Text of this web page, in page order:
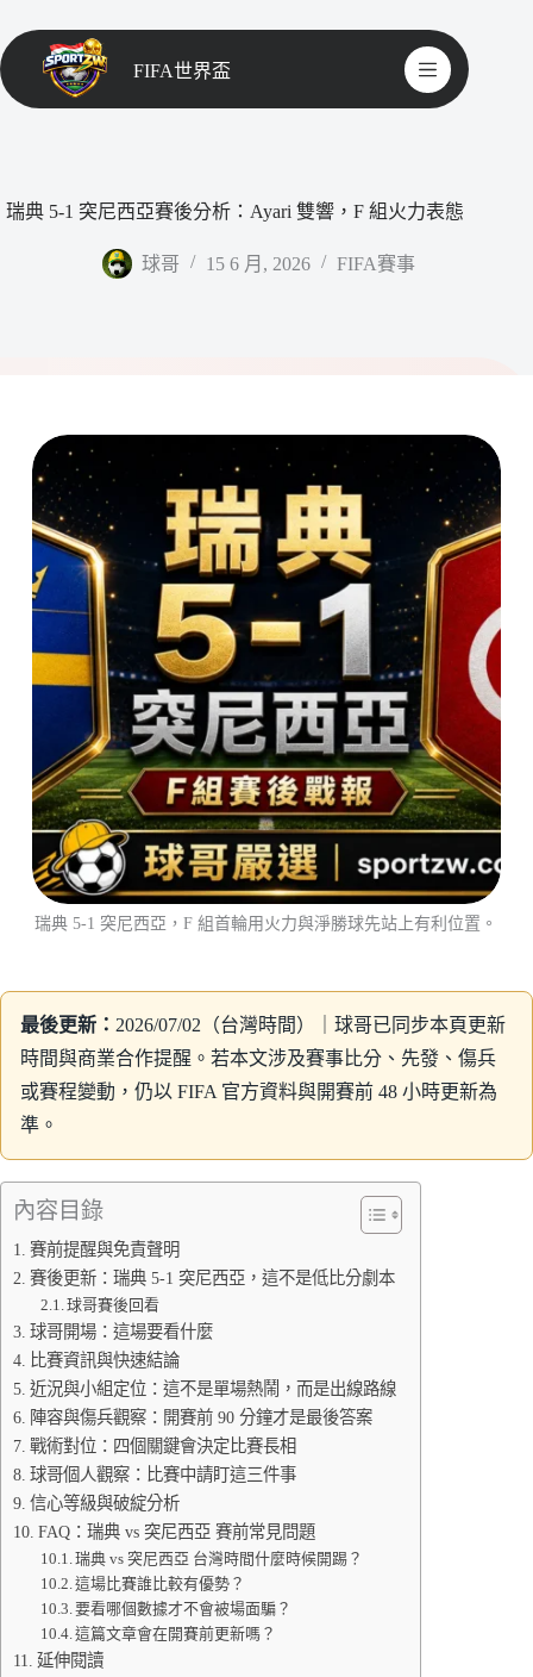
FIFA世界盃
瑞典 5-1 突尼西亞賽後分析：Ayari 雙響，F 組火力表態
球哥 15 6 月, 2026 FIFA賽事
瑞典 5-1 突尼西亞，F 組首輪用火力與淨勝球先站上有利位置。
最後更新： 2026/07/02（台灣時間）｜球哥已同步本頁更新
時間與商業合作提醒。若本文涉及賽事比分、先發、傷兵
或賽程變動，仍以 FIFA 官方資料與開賽前 48 小時更新為
準。
內容目錄
賽前提醒與免責聲明
賽後更新：瑞典 5-1 突尼西亞，這不是低比分劇本
球哥賽後回看
球哥開場：這場要看什麼
比賽資訊與快速結論
近況與小組定位：這不是單場熱鬧，而是出線路線
陣容與傷兵觀察：開賽前 90 分鐘才是最後答案
戰術對位：四個關鍵會決定比賽長相
球哥個人觀察：比賽中請盯這三件事
信心等級與破綻分析
FAQ：瑞典 vs 突尼西亞 賽前常見問題
瑞典 vs 突尼西亞 台灣時間什麼時候開踢？
這場比賽誰比較有優勢？
要看哪個數據才不會被場面騙？
這篇文章會在開賽前更新嗎？
延伸閱讀